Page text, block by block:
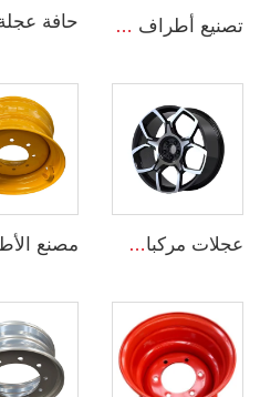
تصنيع أطراف مسبوكة 4 فتحات عجلات سبيكة OEM 5.5Jx14 15 17 18 19 بوصة 4x100 4x108 للأطراف الأصلية
عجلات مركبات ركاب من الألمنيوم قطر 20 إنشًا 5 فتحات عجلة سبيكة لسيارات 255/45R22